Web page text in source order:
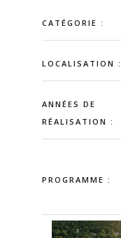
CATÉGORIE :
LOCALISATION :
ANNÉES DE
RÉALISATION :
PROGRAMME :